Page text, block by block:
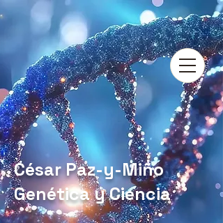
César Paz-y-Miño
Genética y Ciencia